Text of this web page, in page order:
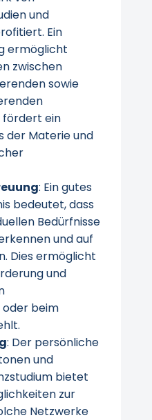
und
Ein
ermöglicht
zwischen
sowie
fördert ein
der Materie und
: Ein gutes
bedeutet, dass
Bedürfnisse
und auf
Dies ermöglicht
und
oder beim
: Der persönliche
und
bietet
zur
Netzwerke